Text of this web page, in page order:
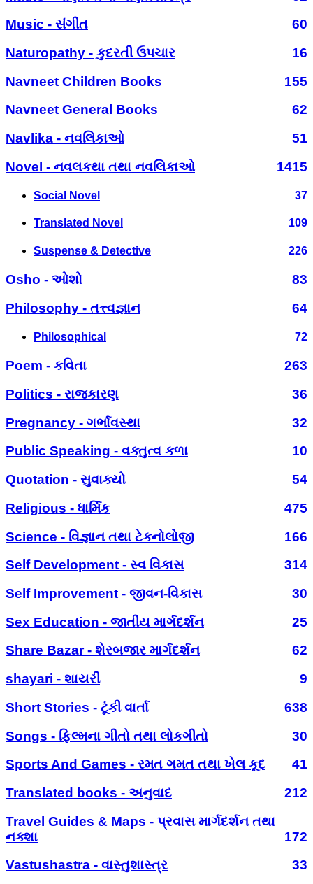
Music - સંગીત
60
Naturopathy - કુદરતી ઉપચાર
16
Navneet Children Books
155
Navneet General Books
62
Navlika - નવલિકાઓ
51
Novel - નવલકથા તથા નવલિકાઓ
1415
Social Novel 37
Translated Novel 109
Suspense & Detective 226
Osho - ઓશો
83
Philosophy - તત્ત્વજ્ઞાન
64
Philosophical 72
Poem - કવિતા
263
Politics - રાજકારણ
36
Pregnancy - ગર્ભાવસ્થા
32
Public Speaking - વક્તુત્વ કળા
10
Quotation - સુવાક્યો
54
Religious - ધાર્મિક
475
Science - વિજ્ઞાન તથા ટેકનોલોજી
166
Self Development - સ્વ વિકાસ
314
Self Improvement - જીવન-વિકાસ
30
Sex Education - જાતીય માર્ગદર્શન
25
Share Bazar - શેરબજાર માર્ગદર્શન
62
shayari - શાયરી
9
Short Stories - ટૂંકી વાર્તા
638
Songs - ફિલ્મના ગીતો તથા લોકગીતો
30
Sports And Games - રમત ગમત તથા ખેલ કૂદ
41
Translated books - અનુવાદ
212
Travel Guides & Maps - પ્રવાસ માર્ગદર્શન તથા
નક્શા
172
Vastushastra - વાસ્તુશાસ્ત્ર
33